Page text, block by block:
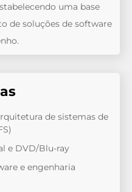
uma base
de soluções de software
de sistemas de
e DVD/Blu-ray
e engenharia